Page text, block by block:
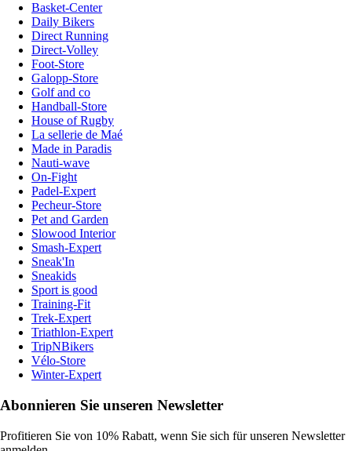
Basket-Center
Daily Bikers
Direct Running
Direct-Volley
Foot-Store
Galopp-Store
Golf and co
Handball-Store
House of Rugby
La sellerie de Maé
Made in Paradis
Nauti-wave
On-Fight
Padel-Expert
Pecheur-Store
Pet and Garden
Slowood Interior
Smash-Expert
Sneak'In
Sneakids
Sport is good
Training-Fit
Trek-Expert
Triathlon-Expert
TripNBikers
Vélo-Store
Winter-Expert
Abonnieren Sie unseren Newsletter
Profitieren Sie von 10% Rabatt, wenn Sie sich für unseren Newsletter